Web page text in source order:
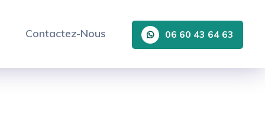
Contactez-Nous 06 60 43 64 63